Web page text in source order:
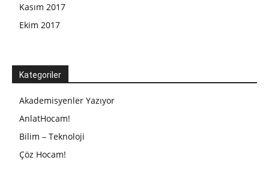
Kasım 2017
Ekim 2017
Kategoriler
Akademisyenler Yazıyor
AnlatHocam!
Bilim – Teknoloji
Çöz Hocam!